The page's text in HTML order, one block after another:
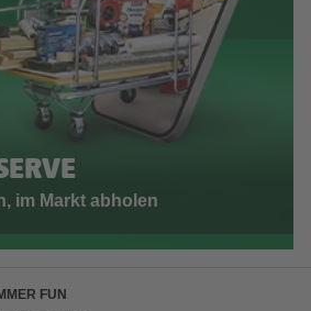
im Markt abholen
FUN